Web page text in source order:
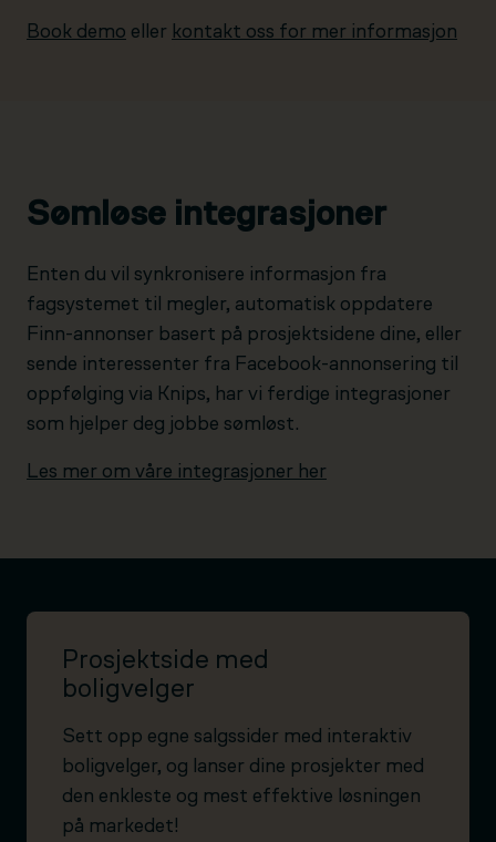
Book demo eller kontakt oss for mer informasjon
Sømløse integrasjoner
Enten du vil synkronisere informasjon fra
fagsystemet til megler, automatisk oppdatere
Finn-annonser basert på prosjektsidene dine, eller
sende interessenter fra Facebook-annonsering til
oppfølging via Knips, har vi ferdige integrasjoner
som hjelper deg jobbe sømløst.
Les mer om våre integrasjoner her
Prosjektside med
boligvelger
Sett opp egne salgssider med interaktiv
boligvelger, og lanser dine prosjekter med
den enkleste og mest effektive løsningen
på markedet!